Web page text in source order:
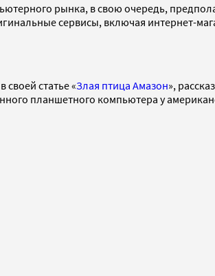
рынка, в свою очередь,
сервисы, включая интернет-
статье «Злая птица Амазон»,
планшетного компьютера у